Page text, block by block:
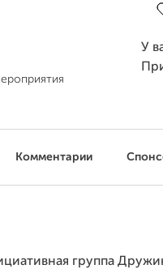
У
Комментарии
группа